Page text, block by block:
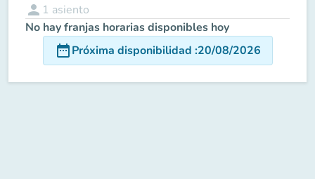
person 1 asiento
No hay franjas horarias disponibles hoy
date_rangePróxima disponibilidad :20/08/2026